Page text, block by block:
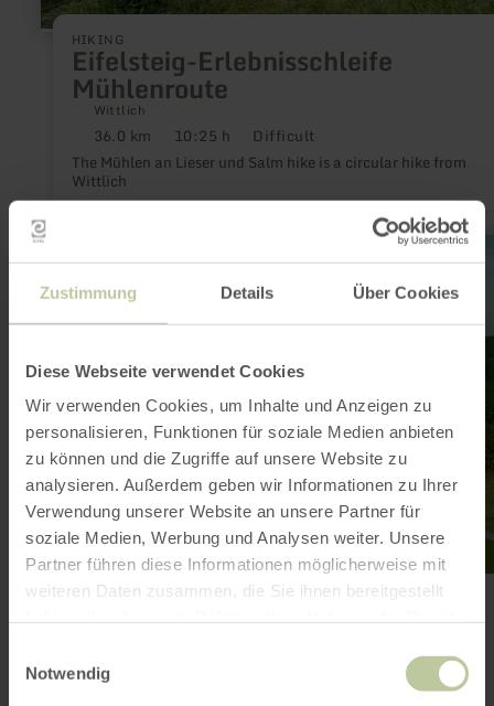
Zustimmung Details Über Cookies
Diese Webseite verwendet Cookies
Wir verwenden Cookies, um Inhalte und Anzeigen zu
personalisieren, Funktionen für soziale Medien anbieten
zu können und die Zugriffe auf unsere Website zu
analysieren. Außerdem geben wir Informationen zu Ihrer
Verwendung unserer Website an unsere Partner für
soziale Medien, Werbung und Analysen weiter. Unsere
Partner führen diese Informationen möglicherweise mit
weiteren Daten zusammen, die Sie ihnen bereitgestellt
Notwendig
HIKING
Eifelsteig-Erlebnisschleife
Mühlenroute
Wittlich
Distance:
36.0 km Duration:
10:25 h Difficulty:
Difficult
The Mühlen an Lieser und Salm hike is a circular hike from
Wittlich
HIKING
Eifelsteig-Erlebnisschleife
Wittlich
learn
more
Eifelsteig-
Säubrennerroute